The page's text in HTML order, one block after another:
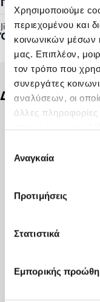
Χρησιμοποιούμε
περιεχομένου και
κοινωνικών μέσων
μας. Επιπλέον,
τον τρόπο που
συνεργάτες
αναλύσεων, οι
άλλες
συγκατάθεσης
Αναγκαία
Προτιμήσεις
Στατιστικά
Εμπορικής
Jibbitz™ Ready:
Όχι
Δείτε ακόμη
Saturday Slide